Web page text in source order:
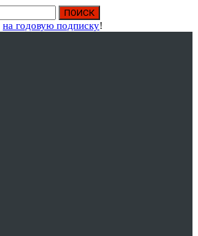
на годовую подписку!